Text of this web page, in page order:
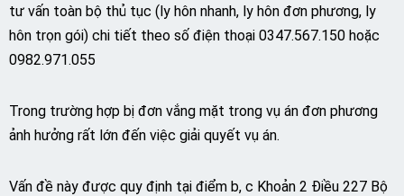
tư vấn toàn bộ thủ tục (ly hôn nhanh, ly hôn đơn phương, ly
hôn trọn gói) chi tiết theo số điện thoại 0347.567.150 hoặc
0982.971.055
Trong trường hợp bị đơn vắng mặt trong vụ án đơn phương
ảnh hưởng rất lớn đến việc giải quyết vụ án.
Vấn đề này được quy định tại điểm b, c Khoản 2 Điều 227 Bộ